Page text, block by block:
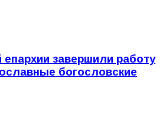
епархии завершили работу
богословские